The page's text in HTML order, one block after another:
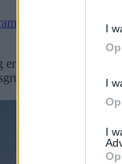
I
I
I
er på 65.000 kroner.
i byen», heter